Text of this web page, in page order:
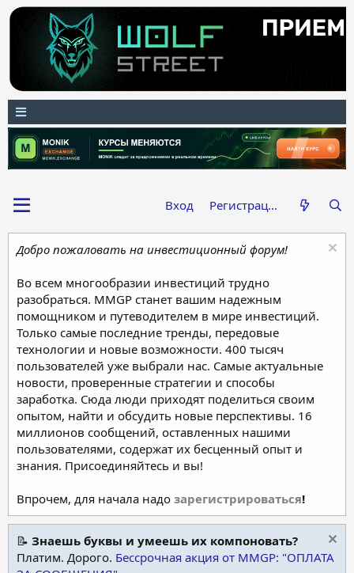
Вход Регистрация
Добро пожаловать на инвестиционный форум!
Во всем многообразии инвестиций трудно
разобраться. MMGP станет вашим надежным
помощником и путеводителем в мире инвестиций.
Только самые последние тренды, передовые
технологии и новые возможности. 400 тысяч
пользователей уже выбрали нас. Самые актуальные
новости, проверенные стратегии и способы
заработка. Сюда люди приходят поделиться своим
опытом, найти и обсудить новые перспективы. 16
миллионов сообщений, оставленных нашими
пользователями, содержат их бесценный опыт и
знания. Присоединяйтесь и вы!
Впрочем, для начала надо зарегистрироваться!
📝 Знаешь буквы и умеешь их компоновать?
Платим. Дорого. Бессрочная акция от MMGP: "ОПЛАТА